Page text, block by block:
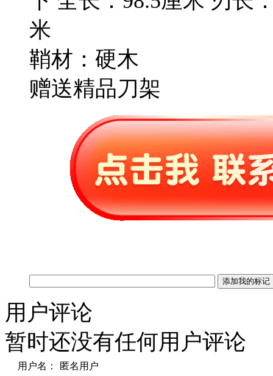
米
鞘材：硬木
赠送精品刀架
用户评论
暂时还没有任何用户评论
用户名：
匿名用户